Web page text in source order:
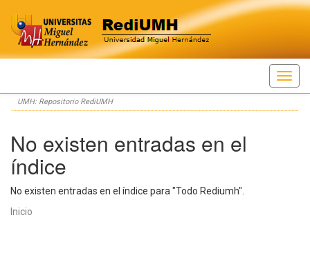
Skip
navigation
UMH: Repositorio RediUMH
No existen entradas en el
índice
No existen entradas en el índice para "Todo Rediumh".
Inicio